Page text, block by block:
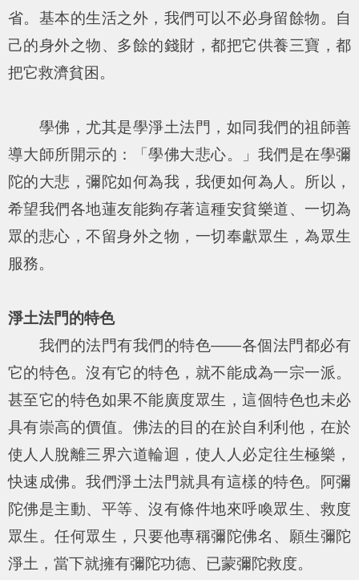
省。基本的生活之外，我們可以不必身留餘物。自
己的身外之物、多餘的錢財，都把它供養三寶，都
把它救濟貧困。
學佛，尤其是學淨土法門，如同我們的祖師善
導大師所開示的：「學佛大悲心。」我們是在學彌
陀的大悲，彌陀如何為我，我便如何為人。所以，
希望我們各地蓮友能夠存著這種安貧樂道、一切為
眾的悲心，不留身外之物，一切奉獻眾生，為眾生
服務。
淨土法門的特色
我們的法門有我們的特色——各個法門都必有
它的特色。沒有它的特色，就不能成為一宗一派。
甚至它的特色如果不能廣度眾生，這個特色也未必
具有崇高的價值。佛法的目的在於自利利他，在於
使人人脫離三界六道輪迴，使人人必定往生極樂，
快速成佛。我們淨土法門就具有這樣的特色。阿彌
陀佛是主動、平等、沒有條件地來呼喚眾生、救度
眾生。任何眾生，只要他專稱彌陀佛名、願生彌陀
淨土，當下就擁有彌陀功德、已蒙彌陀救度。